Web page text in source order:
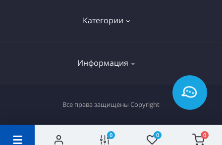
0 0 0
Категории
Российские сигареты
Информация
Вопрос-ответ
Все права защищены Copyright